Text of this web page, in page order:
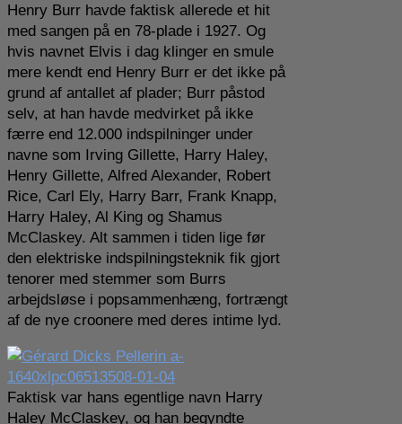
Henry Burr havde faktisk allerede et hit
med sangen på en 78-plade i 1927. Og
hvis navnet Elvis i dag klinger en smule
mere kendt end Henry Burr er det ikke på
grund af antallet af plader; Burr påstod
selv, at han havde medvirket på ikke
færre end 12.000 indspilninger under
navne som Irving Gillette, Harry Haley,
Henry Gillette, Alfred Alexander, Robert
Rice, Carl Ely, Harry Barr, Frank Knapp,
Harry Haley, Al King og Shamus
McClaskey. Alt sammen i tiden lige før
den elektriske indspilningsteknik fik gjort
tenorer med stemmer som Burrs
arbejdsløse i popsammenhæng, fortrængt
af de nye croonere med deres intime lyd.
Faktisk var hans egentlige navn Harry
Haley McClaskey, og han begyndte